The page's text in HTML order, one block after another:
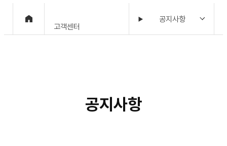
고객센터
공지사항
공지사항